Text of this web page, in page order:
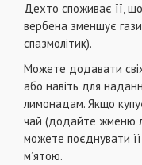
Дехто споживає її,
вербена зменшує
спазмолітик).
Можете додавати
або навіть для
лимонадам. Якщо
чай (додайте жменю
можете поєднувати
м’ятою.